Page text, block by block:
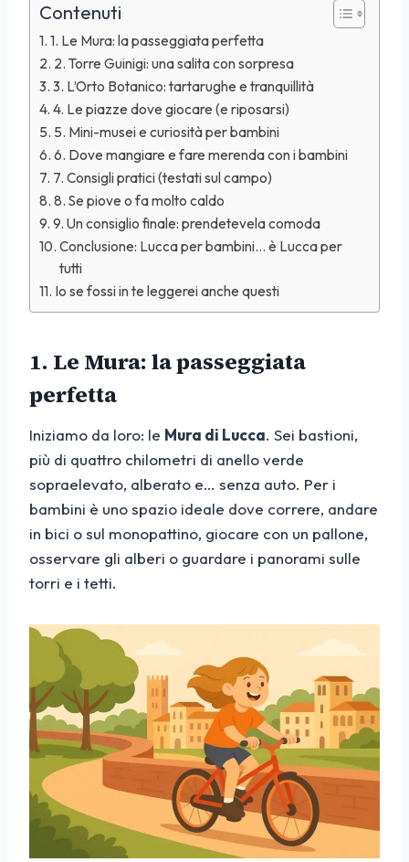
Contenuti
1. Le Mura: la passeggiata perfetta
2. Torre Guinigi: una salita con sorpresa
3. L’Orto Botanico: tartarughe e tranquillità
4. Le piazze dove giocare (e riposarsi)
5. Mini-musei e curiosità per bambini
6. Dove mangiare e fare merenda con i bambini
7. Consigli pratici (testati sul campo)
8. Se piove o fa molto caldo
9. Un consiglio finale: prendetevela comoda
Conclusione: Lucca per bambini… è Lucca per
tutti
Io se fossi in te leggerei anche questi
1. Le Mura: la passeggiata
perfetta
Iniziamo da loro: le Mura di Lucca. Sei bastioni,
più di quattro chilometri di anello verde
sopraelevato, alberato e… senza auto. Per i
bambini è uno spazio ideale dove correre, andare
in bici o sul monopattino, giocare con un pallone,
osservare gli alberi o guardare i panorami sulle
torri e i tetti.